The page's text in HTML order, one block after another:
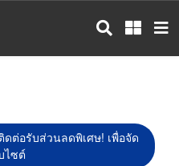
ต่อรับส่วนลดพิเศษ! เพื่อจัด
ไซต์